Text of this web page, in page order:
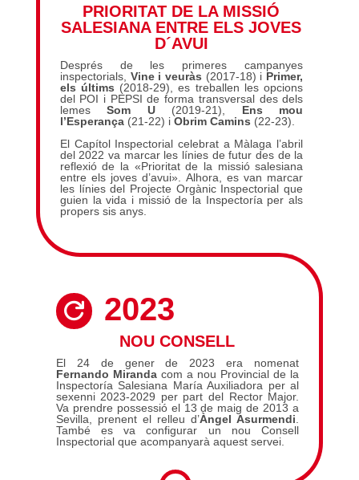
PRIORITAT DE LA MISSIÓ
SALESIANA ENTRE ELS JOVES
D´AVUI
Després de les primeres campanyes
inspectorials, Vine i veuràs (2017-18) i Primer,
els últims (2018-29), es treballen les opcions
del POI i PEPSI de forma transversal des dels
lemesSom U(2019-21), Ens mou
l’Esperança(21-22) i Obrim Camins (22-23).
El Capítol Inspectorial celebrat a Màlaga l’abril
del 2022 va marcar les línies de futur des de la
reflexió de la «Prioritat de la missió salesiana
entre els joves d’avui». Alhora, es van marcar
les línies del Projecte Orgànic Inspectorial que
guien la vida i missió de la Inspectoría per als
propers sis anys.
NOU CONSELL
El 24 de gener de 2023 era nomenat
Fernando Mirandacom a nou Provincial de la
Inspectoría Salesiana María Auxiliadora per al
sexenni 2023-2029 per part del Rector Major.
Va prendre possessió el 13 de maig de 2013 a
Sevilla, prenent el relleu d’Àngel Asurmendi
També es va configurar un nou Consell
Inspectorial que acompanyarà aquest servei.
 2023